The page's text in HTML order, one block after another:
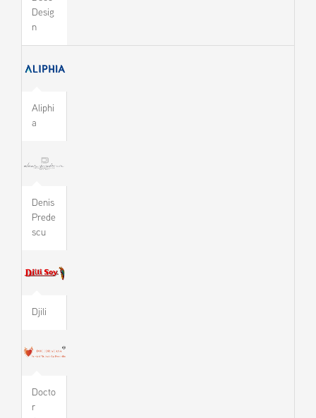
Desig
n
Aliphi
a
Denis
Prede
scu
Djili
Docto
r